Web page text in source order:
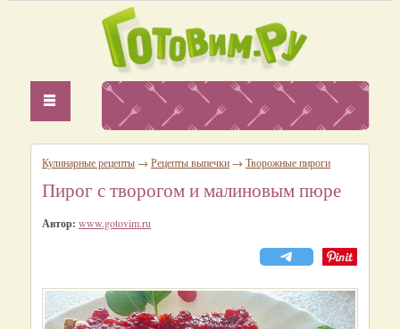
Кулинарные рецепты → Рецепты выпечки → Творожные пироги
Пирог с творогом и малиновым пюре
Автор: www.gotovim.ru